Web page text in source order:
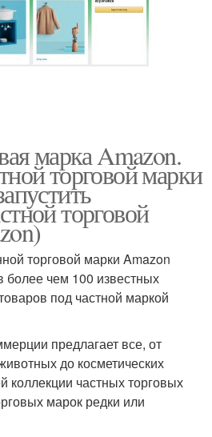
марка Amazon.
торговой марки
торговой
торговой марки Amazon
более чем 100 известных
под частной маркой
предлагает все, от
до косметических
коллекции частных торговых
марок редки или